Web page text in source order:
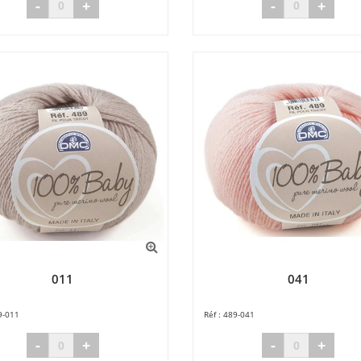
- + - +
011
011
- +
041
489-041
- +